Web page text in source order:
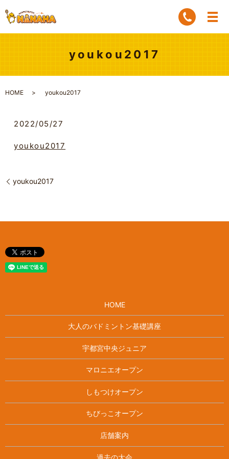
youkou2017
HOME youkou2017
2022/05/27
youkou2017
youkou2017
HOME
大人のバドミントン基礎講座
宇都宮中央ジュニア
マロニエオープン
しもつけオープン
ちびっこオープン
店舗案内
過去の大会